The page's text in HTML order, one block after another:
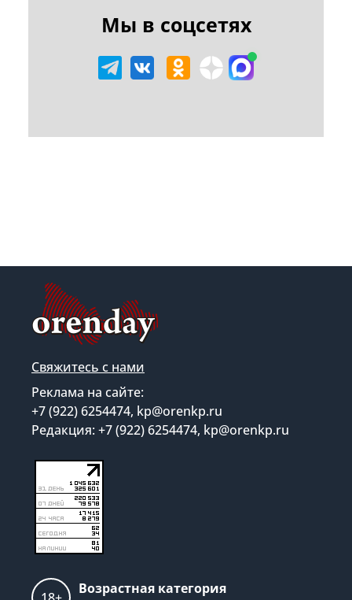
Мы в соцсетях
Свяжитесь с нами
Реклама на сайте:
+7 (922) 6254474, kp@orenkp.ru
Редакция: +7 (922) 6254474, kp@orenkp.ru
Возрастная категория